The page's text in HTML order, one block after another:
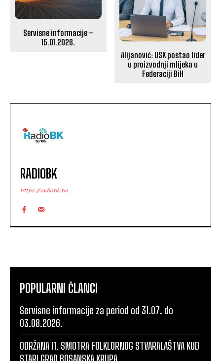
Servisne informacije –
15.01.2026.
Alijanović: USK postao lider
u proizvodnji mlijeka u
Federaciji BiH
RADIOBK
https://radiobk.ba
POPULARNI ČLANCI
Servisne informacije za period od 31.07. do
03.08.2026.
ODRŽANA 11. SMOTRA FOLKLORNOG STVARALAŠTVA KUD
STARI GRAD BOSANSKA KRUPA